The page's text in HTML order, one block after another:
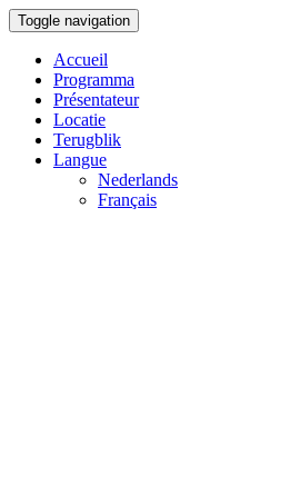
Toggle navigation
Accueil
Programma
Présentateur
Locatie
Terugblik
Langue
Nederlands
Français